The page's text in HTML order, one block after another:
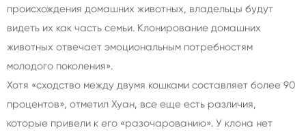
происхождения домашних животных, владельцы будут
видеть их как часть семьи. Клонирование домашних
животных отвечает эмоциональным потребностям
молодого поколения».
Хотя «сходство между двумя кошками составляет более 90
процентов», отметил Хуан, все еще есть различия,
которые привели к его «разочарованию». У клона нет